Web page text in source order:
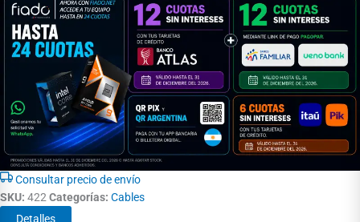
Consultar precio de envío
SKU: 422 Categorías: Cables
Detalles